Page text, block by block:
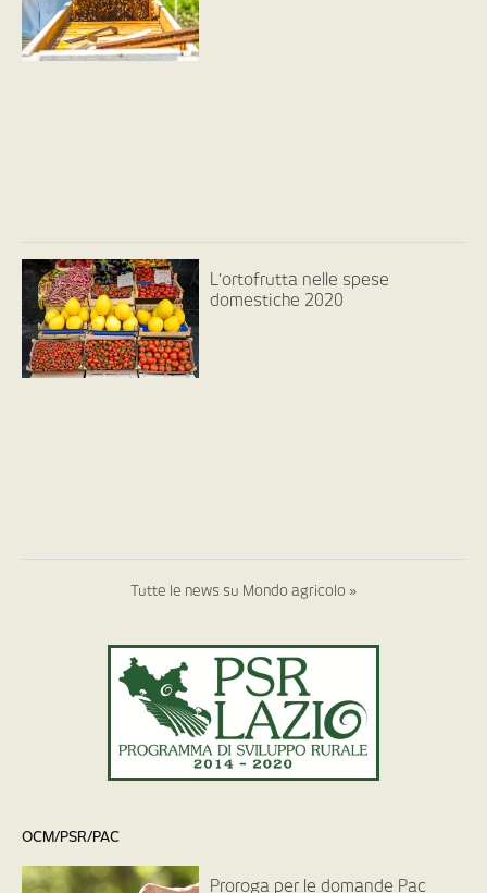
L’ortofrutta nelle spese
domestiche 2020
Tutte le news su Mondo agricolo »
OCM/PSR/PAC
Proroga per le domande Pac